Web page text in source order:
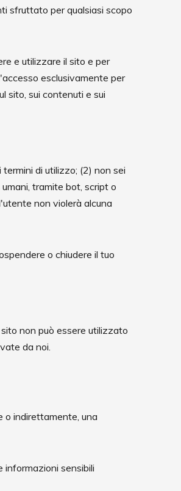
sfruttato per qualsiasi scopo
e utilizzare il sito e per
esclusivamente per
sito, sui contenuti e sui
di utilizzo; (2) non sei
tramite bot, script o
non violerà alcuna
o chiudere il tuo
non può essere utilizzato
da noi.
o indirettamente, una
informazioni sensibili